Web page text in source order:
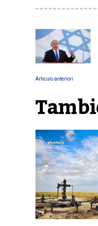
Articulo anteriori